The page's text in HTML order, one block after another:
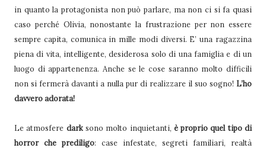
in quanto la protagonista non può parlare, ma non ci si fa quasi
caso perché Olivia, nonostante la frustrazione per non essere
sempre capita, comunica in mille modi diversi. E’ una ragazzina
piena di vita, intelligente, desiderosa solo di una famiglia e di un
luogo di appartenenza. Anche se le cose saranno molto difficili
non si fermerà davanti a nulla pur di realizzare il suo sogno! L’ho
davvero adorata!
Le atmosfere darksono molto inquietanti, è proprio quel tipo di
horror che prediligo: case infestate, segreti familiari, realtà